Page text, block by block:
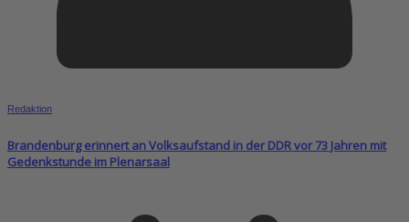
Redaktion
Brandenburg erinnert an Volksaufstand in der DDR vor 73 Jahren mit
Gedenkstunde im Plenarsaal